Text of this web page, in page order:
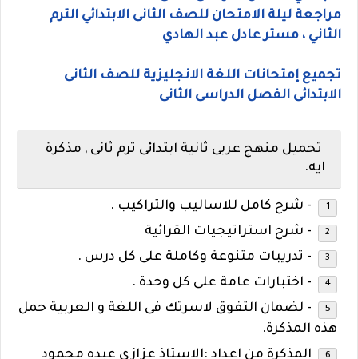
مراجعة ليلة الامتحان للصف الثانى الابتدائي الترم
الثاني ، مستر عادل عبد الهادي
تجميع إمتحانات اللغة الانجليزية للصف الثانى
الابتدائى الفصل الدراسى الثانى
تحميل منهج عربى ثانية ابتدائى ترم ثانى , مذكرة
ايه.
- شرح كامل للاساليب والتراكيب .
- شرح استراتيجيات القرائية
- تدريبات متنوعة وكاملة على كل درس .
- اختبارات عامة على كل وحدة .
- لضمان التفوق لاسرتك فى اللغة و العربية حمل
هذه المذكرة.
المذكرة من اعداد :الاستاذ عزازى عبده محمود